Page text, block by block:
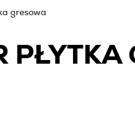
gresowa
PŁYTKA